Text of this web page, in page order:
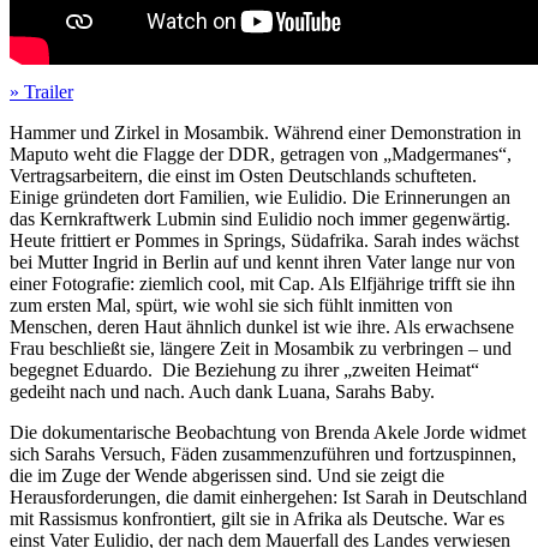
» Trailer
Hammer und Zirkel in Mosambik. Während einer Demonstration in
Maputo weht die Flagge derDDR, getragen von „Madgermanes“,
Vertragsarbeitern, die einst im Osten Deutschlands schufteten.
Einige gründeten dort Familien, wie Eulidio. Die Erinnerungen an
das Kernkraftwerk Lubmin sind Eulidio noch immer gegenwärtig.
Heute frittiert er Pommes in Springs, Südafrika. Sarah indes wächst
bei Mutter Ingrid in Berlin auf und kennt ihren Vater lange nur von
einer Fotografie: ziemlich cool, mit Cap. Als Elfjährige trifft sie ihn
zum ersten Mal, spürt, wie wohl sie sich fühlt inmitten von
Menschen, deren Haut ähnlich dunkel ist wie ihre. Als erwachsene
Frau beschließt sie, längere Zeit in Mosambik zu verbringen – und
begegnet Eduardo. Die Beziehung zu ihrer „zweiten Heimat“
gedeiht nach und nach. Auch dank Luana, Sarahs Baby.
Die dokumentarische Beobachtung von Brenda Akele Jorde widmet
sich Sarahs Versuch, Fäden zusammenzuführen und fortzuspinnen,
die im Zuge der Wende abgerissen sind. Und sie zeigt die
Herausforderungen, die damit einhergehen: Ist Sarah in Deutschland
mit Rassismus konfrontiert, gilt sie in Afrika als Deutsche. War es
einst Vater Eulidio, der nach dem Mauerfall des Landes verwiesen